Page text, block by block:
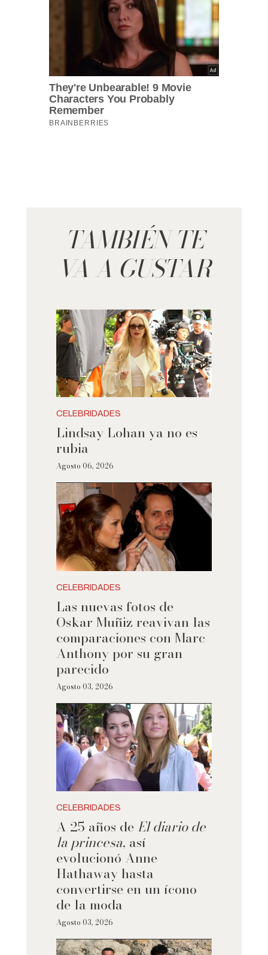
TAMBIÉN TE
VA A GUSTAR
CELEBRIDADES
Lindsay Lohan ya no es
rubia
Agosto 06, 2026
CELEBRIDADES
Las nuevas fotos de
Oskar Muñiz reavivan las
comparaciones con Marc
Anthony por su gran
parecido
Agosto 03, 2026
CELEBRIDADES
A 25 años de El diario de
la princesa, así
evolucionó Anne
Hathaway hasta
convertirse en un ícono
de la moda
Agosto 03, 2026